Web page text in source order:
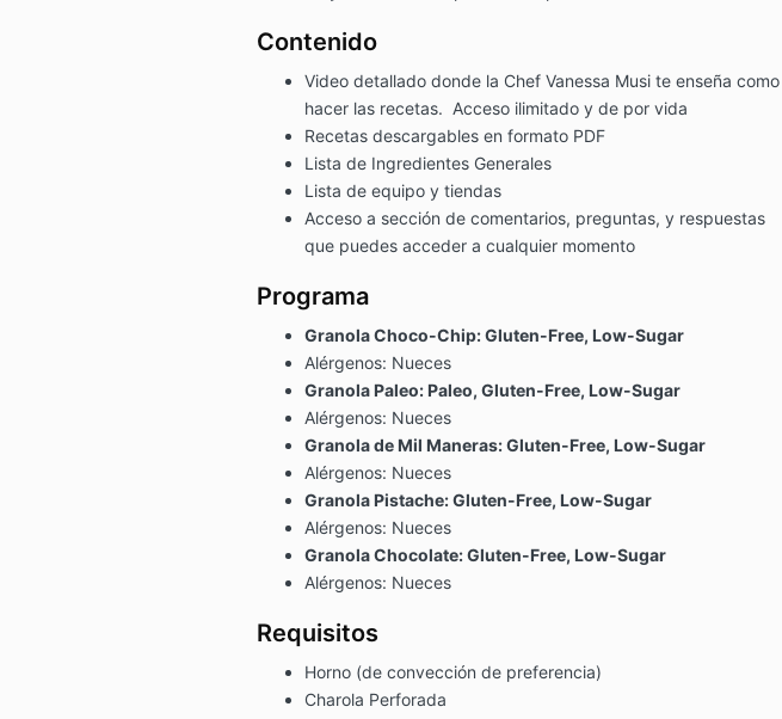
Contenido
Video detallado donde la Chef Vanessa Musi te enseña como
hacer las recetas. Acceso ilimitado y de por vida
Recetas descargables en formato PDF
Lista de Ingredientes Generales
Lista de equipo y tiendas
Acceso a sección de comentarios, preguntas, y respuestas
que puedes acceder a cualquier momento
Programa
Granola Choco-Chip: Gluten-Free, Low-Sugar
Alérgenos: Nueces
Granola Paleo: Paleo, Gluten-Free, Low-Sugar
Alérgenos: Nueces
Granola de Mil Maneras: Gluten-Free, Low-Sugar
Alérgenos: Nueces
Granola Pistache: Gluten-Free, Low-Sugar
Alérgenos: Nueces
Granola Chocolate: Gluten-Free, Low-Sugar
Alérgenos: Nueces
Requisitos
Horno (de convección de preferencia)
Charola Perforada